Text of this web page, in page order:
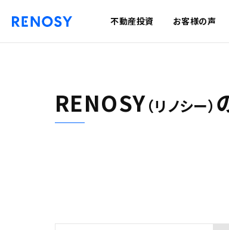
不動産投資 お客様の声
RENOSY（リノシー）